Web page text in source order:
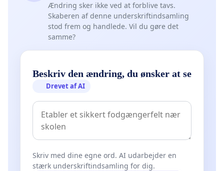
Ændring sker ikke ved at forblive tavs.
Skaberen af denne underskriftindsamling
stod frem og handlede. Vil du gøre det
samme?
Beskriv den ændring, du ønsker at se
Drevet af AI
Skriv med dine egne ord. AI udarbejder en
stærk underskriftindsamling for dig.